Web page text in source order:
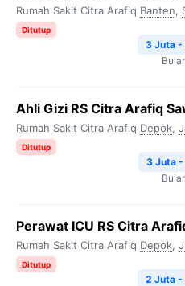
Rumah Sakit Citra Arafiq Banten,
Ditutup
3 Juta -
Ahli Gizi RS Citra Arafiq
Rumah Sakit Citra Arafiq Depok,
Ditutup
3 Juta -
Perawat ICU RS Citra
Rumah Sakit Citra Arafiq Depok,
Ditutup
2 Juta -